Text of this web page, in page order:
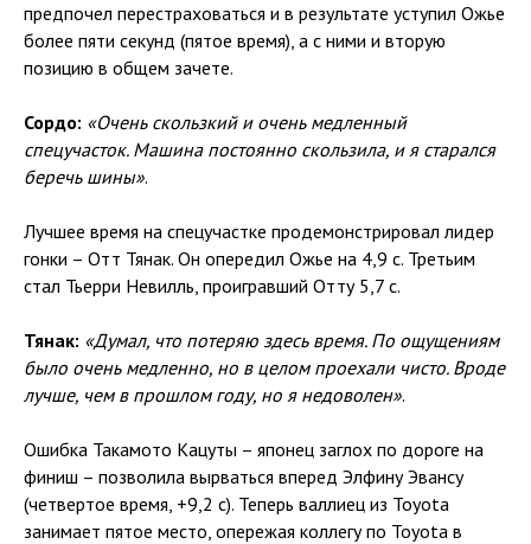
предпочел перестраховаться и в результате уступил Ожье
более пяти секунд (пятое время), а с ними и вторую
позицию в общем зачете.
Сордо: «Очень скользкий и очень медленный
спецучасток. Машина постоянно скользила, и я старался
беречь шины».
Лучшее время на спецучастке продемонстрировал лидер
гонки – Отт Тянак. Он опередил Ожье на 4,9 с. Третьим
стал Тьерри Невилль, проигравший Отту 5,7 с.
Тянак: «Думал, что потеряю здесь время. По ощущениям
было очень медленно, но в целом проехали чисто. Вроде
лучше, чем в прошлом году, но я недоволен».
Ошибка Такамото Кацуты – японец заглох по дороге на
финиш – позволила вырваться вперед Элфину Эвансу
(четвертое время, +9,2 с). Теперь валлиец из Toyota
занимает пятое место, опережая коллегу по Toyota в